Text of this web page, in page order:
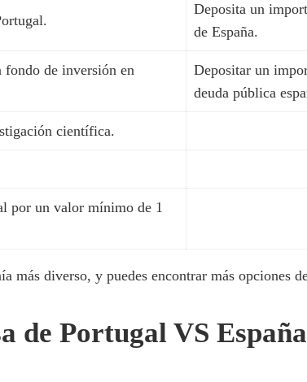
Deposita un
de España.
fondo de inversión en
Depositar un
deuda pública
científica.
por un valor mínimo de 1
más diverso, y puedes encontrar más opciones
de Portugal VS España